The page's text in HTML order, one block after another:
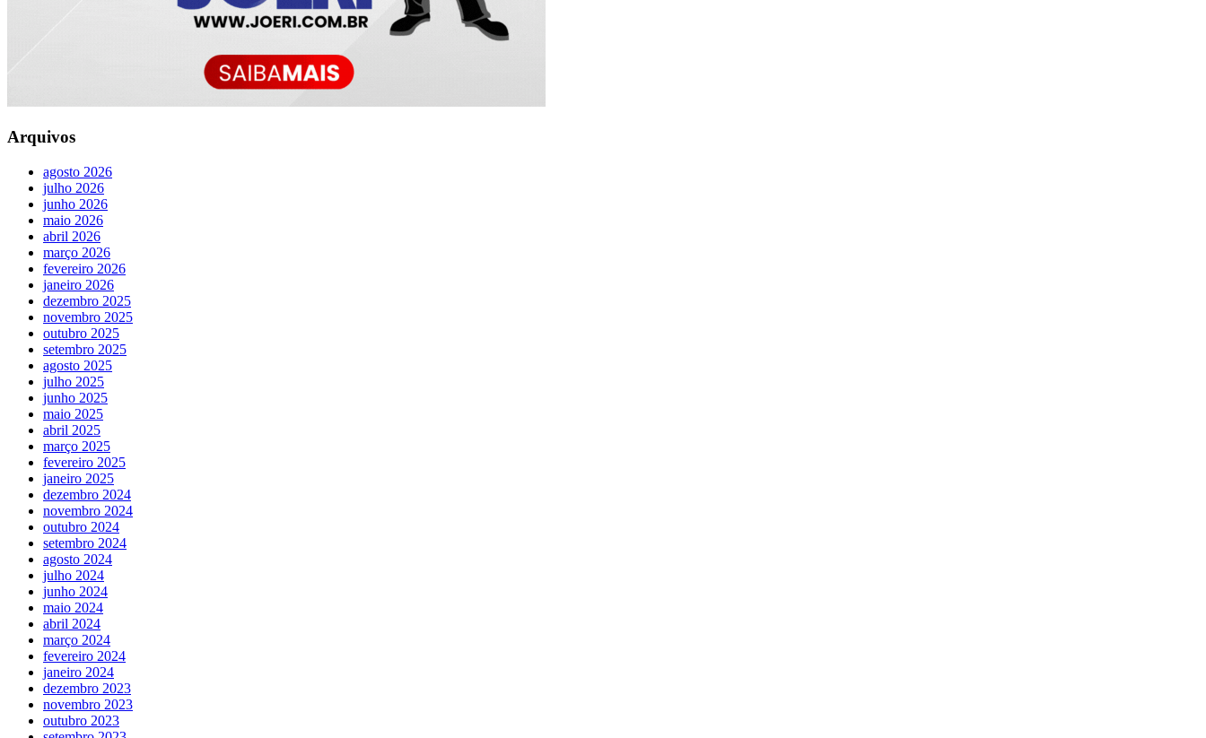
Arquivos
agosto 2026
julho 2026
junho 2026
maio 2026
abril 2026
março 2026
fevereiro 2026
janeiro 2026
dezembro 2025
novembro 2025
outubro 2025
setembro 2025
agosto 2025
julho 2025
junho 2025
maio 2025
abril 2025
março 2025
fevereiro 2025
janeiro 2025
dezembro 2024
novembro 2024
outubro 2024
setembro 2024
agosto 2024
julho 2024
junho 2024
maio 2024
abril 2024
março 2024
fevereiro 2024
janeiro 2024
dezembro 2023
novembro 2023
outubro 2023